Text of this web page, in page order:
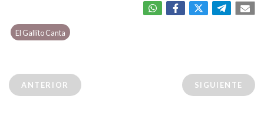
El Gallito Canta
ANTERIOR SIGUIENTE